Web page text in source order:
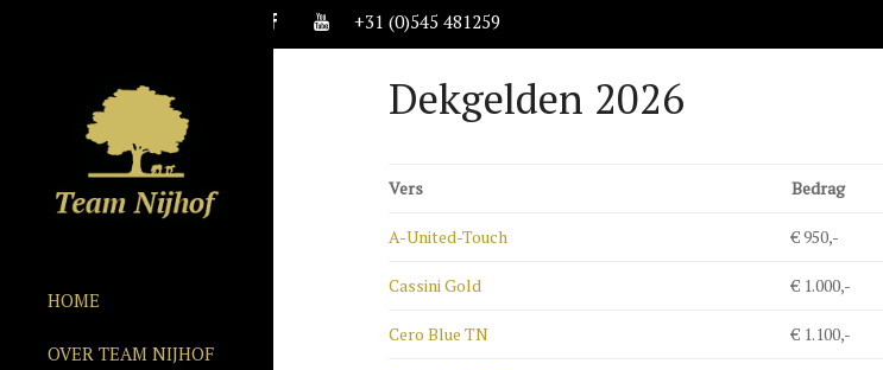
+31 (0)545 481259
HOME
OVER TEAM NIJHOF
Dekgelden 2026
Vers Bedrag
A-United-Touch € 950,-
Cassini Gold € 1.000,-
Cero Blue TN € 1.100,-